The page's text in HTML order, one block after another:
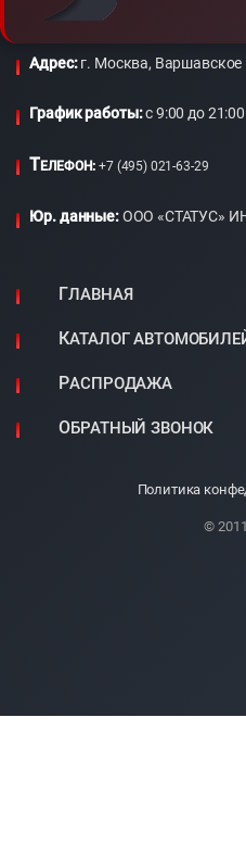
Адрес:г. Москва, Варшавское
График работы:c 9:00 до 21:00
ТЕЛЕФОН: +7 (495) 021-63-29
Юр. данные:ООО «СТАТУС»
ГЛАВНАЯ
КАТАЛОГ
РАСПРОДАЖА
ОБРАТНЫЙ ЗВОНОК
Политика
©